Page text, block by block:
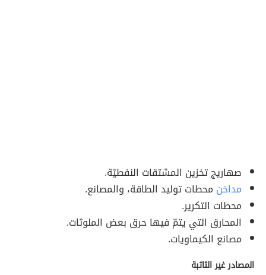
صهاريج تخزين المشتقات النفطيّة.
مداخن محطات توليد الطاقة، والمصانع.
محطات التكرير.
المحارق التي يتمّ فيها حرق بعض الملوثات.
مصانع الكيماويات.
المصادر غير الثاتبة